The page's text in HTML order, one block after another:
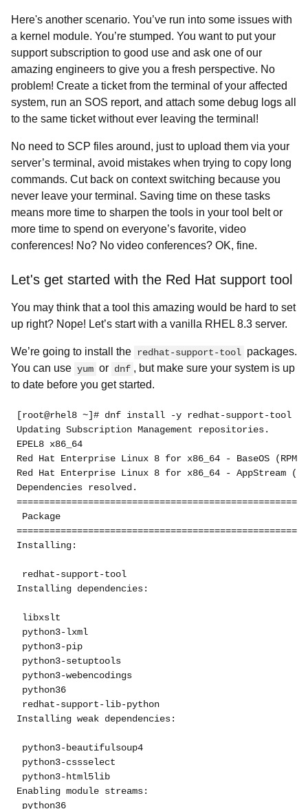
Here's another scenario. You’ve run into some issues with
a kernel module. You’re stumped. You want to put your
support subscription to good use and ask one of our
amazing engineers to give you a fresh perspective. No
problem! Create a ticket from the terminal of your affected
system, run an SOS report, and attach some debug logs all
to the same ticket without ever leaving the terminal!
No need to SCP files around, just to upload them via your
server’s terminal, avoid mistakes when trying to copy long
commands. Cut back on context switching because you
never leave your terminal. Saving time on these tasks
means more time to sharpen the tools in your tool belt or
more time to spend on everyone’s favorite, video
conferences! No? No video conferences? OK, fine.
Let's get started with the Red Hat support tool
You may think that a tool this amazing would be hard to set
up right? Nope! Let’s start with a vanilla RHEL 8.3 server.
We’re going to install the redhat-support-tool packages.
You can use yum or dnf , but make sure your system is up
to date before you get started.
Updating
Red Hat
Red Hat
Dependencies resolved.
redhat-support-
python3-
python3-
python3-
python3-
redhat-support-lib-
python3-
python3-
python3-